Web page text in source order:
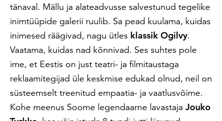
tänaval. Mällu ja alateadvusse salvestunud tegelike
inimtüüpide galerii ruulib. Sa pead kuulama, kuidas
inimesed räägivad, nagu ütles klassik Ogilvy.
Vaatama, kuidas nad kõnnivad. Ses suhtes pole
ime, et Eestis on just teatri- ja filmitaustaga
reklaamitegijad üle keskmise edukad olnud, neil on
süsteemselt treenitud empaatia- ja vaatlusvõime.
Kohe meenus Soome legendaarne lavastaja Jouko